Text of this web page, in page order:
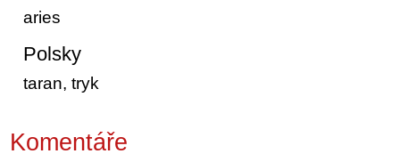
aries
Polsky
taran, tryk
Komentáře